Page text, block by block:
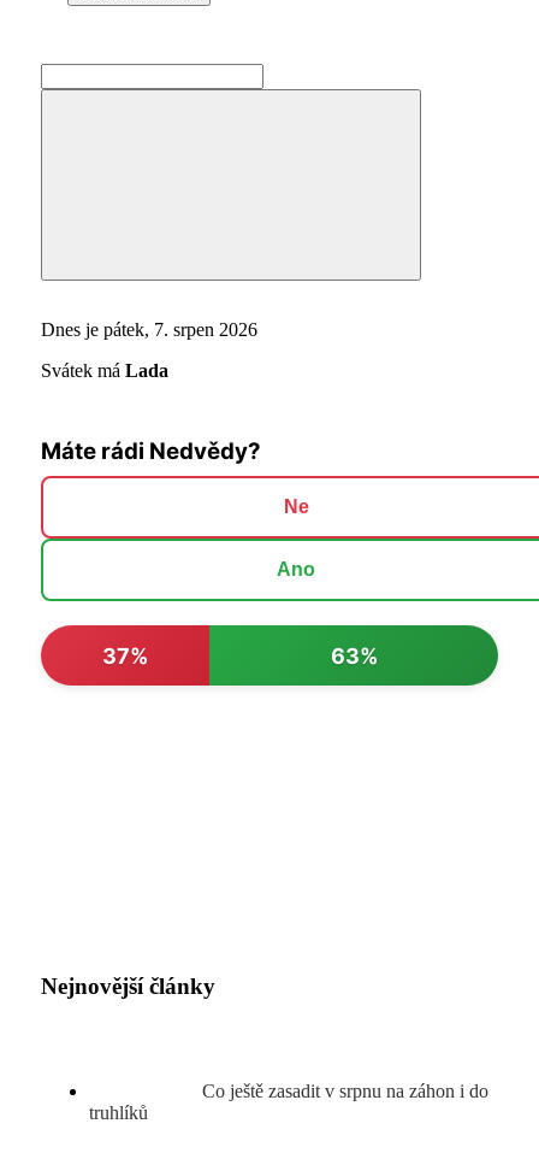
for:
Search
Dnes je pátek, 7. srpen 2026
Svátek má Lada
Máte rádi Nedvědy?
Ne
Ano
37% 63%
Nejnovější články
Co ještě zasadit v srpnu na záhon i do
truhlíků